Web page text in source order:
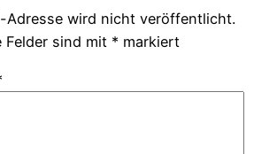
Adresse wird nicht veröffentlicht.
Felder sind mit * markiert